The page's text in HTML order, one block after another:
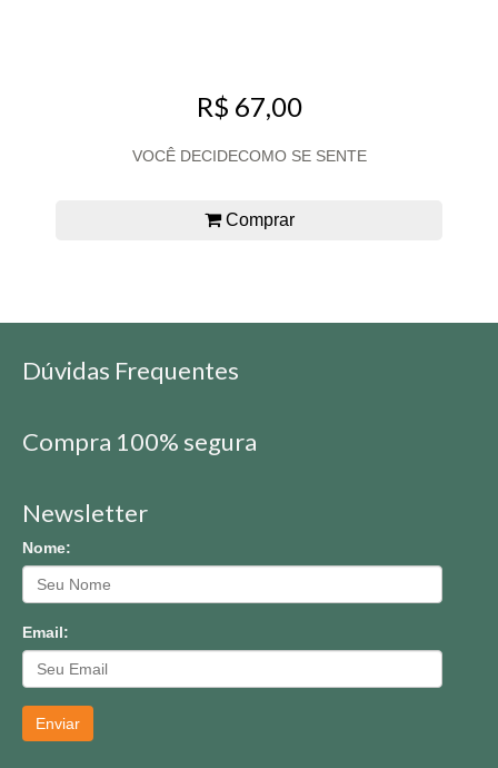
R$ 67,00
VOCÊ DECIDECOMO SE SENTE
Comprar
Dúvidas Frequentes
Compra 100% segura
Newsletter
Nome:
Email:
Enviar